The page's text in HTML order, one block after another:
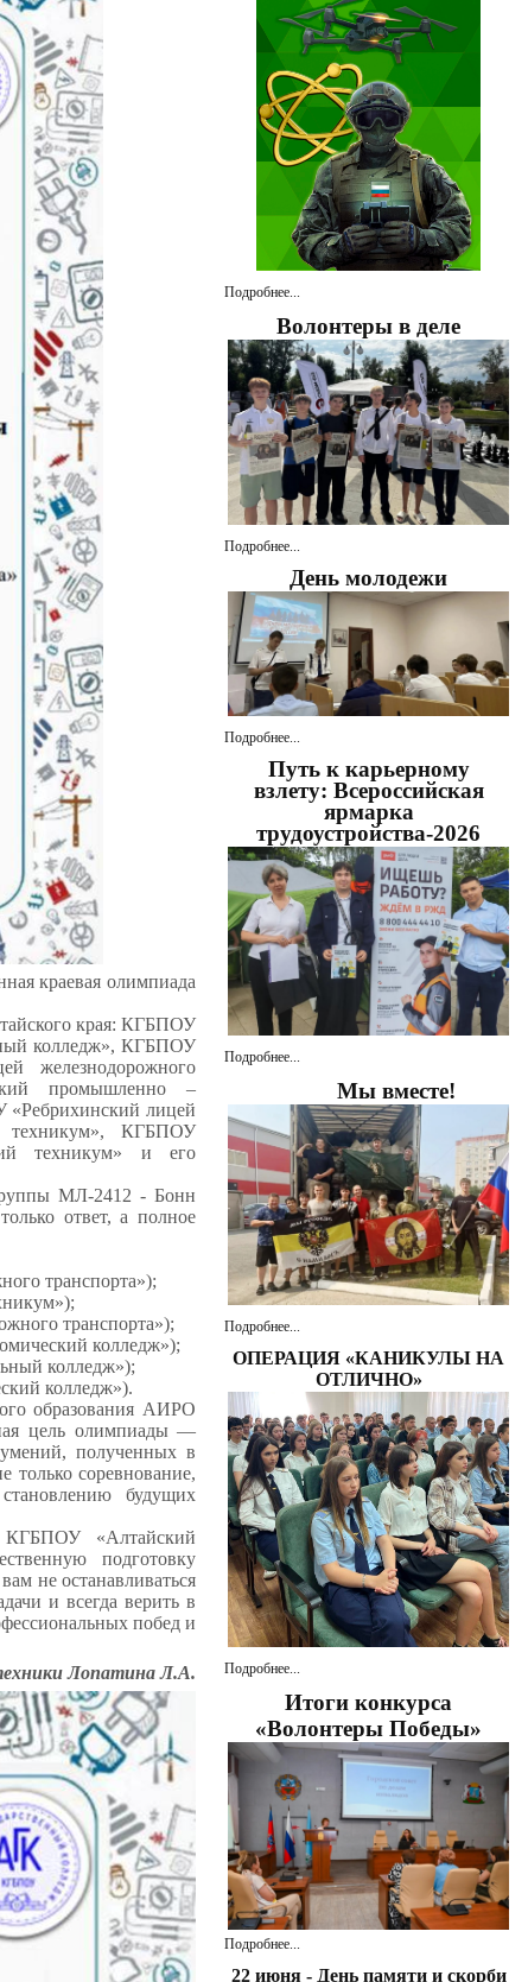
краевая олимпиада
края: КГБПОУ
колледж», КГБПОУ
железнодорожного
промышленно –
«Ребрихинский лицей
техникум», КГБПОУ
техникум» и его
МЛ-2412 - Бонн
ответ, а полное
транспорта»);
транспорта»);
колледж»);
колледж»);
колледж»).
образования АИРО
цель олимпиады —
полученных в
только соревнование,
будущих
КГБПОУ «Алтайский
подготовку
не останавливаться
и всегда верить в
побед и
Лопатина Л.А.
Подробнее...
Волонтеры в деле
Подробнее...
День молодежи
Подробнее...
Путь к карьерному
взлету: Всероссийская
ярмарка
трудоустройства-2026
Подробнее...
Мы вместе!
Подробнее...
ОПЕРАЦИЯ «КАНИКУЛЫ НА
ОТЛИЧНО»
Подробнее...
Итоги конкурса
«Волонтеры Победы»
Подробнее...
22 июня - День памяти и скорби